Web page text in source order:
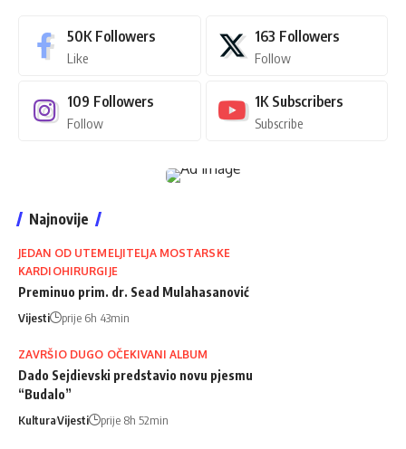
50K Followers
Like
163 Followers
Follow
109 Followers
Follow
1K Subscribers
Subscribe
Najnovije
JEDAN OD UTEMELJITELJA MOSTARSKE
KARDIOHIRURGIJE
Preminuo prim. dr. Sead Mulahasanović
Vijesti prije 6h 43min
ZAVRŠIO DUGO OČEKIVANI ALBUM
Dado Sejdievski predstavio novu pjesmu
“Budalo”
KulturaVijesti prije 8h 52min